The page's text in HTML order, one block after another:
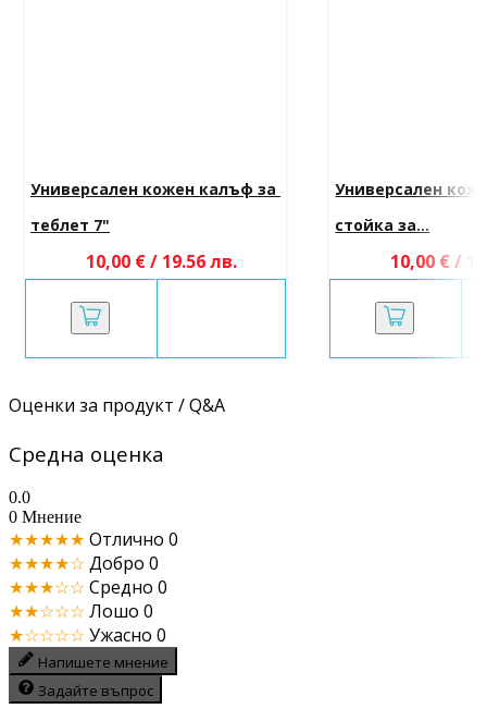
Универсален кожен калъф за
теблет 7"
10,00 € / 19.56 лв.
Универсален
стойка за...
10,00 € /
Оценки за продукт / Q&A
Средна оценка
0.0
0 Мнение
★★★★★ Отлично 0
★★★★☆ Добро 0
★★★☆☆ Средно 0
★★☆☆☆ Лошо 0
★☆☆☆☆ Ужасно 0
Напишете мнение
Задайте въпрос